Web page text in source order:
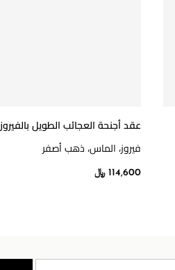
عقد أجنحة العجائب الطويل بالفيروز
فيروز، الماس، ذهب أصفر
114,600 ﷼